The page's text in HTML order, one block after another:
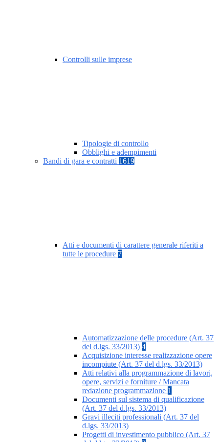
Controlli sulle imprese
Tipologie di controllo
Obblighi e adempimenti
Bandi di gara e contratti 1619
Atti e documenti di carattere generale riferiti a
tutte le procedure 7
Automatizzazione delle procedure (Art. 37
del d.lgs. 33/2013) 4
Acquisizione interesse realizzazione opere
incompiute (Art. 37 del d.lgs. 33/2013)
Atti relativi alla programmazione di lavori,
opere, servizi e forniture / Mancata
redazione programmazione 1
Documenti sul sistema di qualificazione
(Art. 37 del d.lgs. 33/2013)
Gravi illeciti professionali (Art. 37 del
d.lgs. 33/2013)
Progetti di investimento pubblico (Art. 37